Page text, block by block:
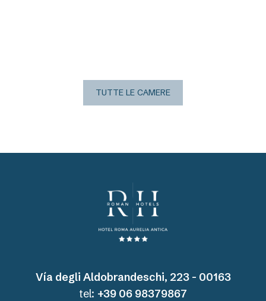
TUTTE LE CAMERE
Vía degli Aldobrandeschi, 223 - 00163
tel: +39 06 98379867